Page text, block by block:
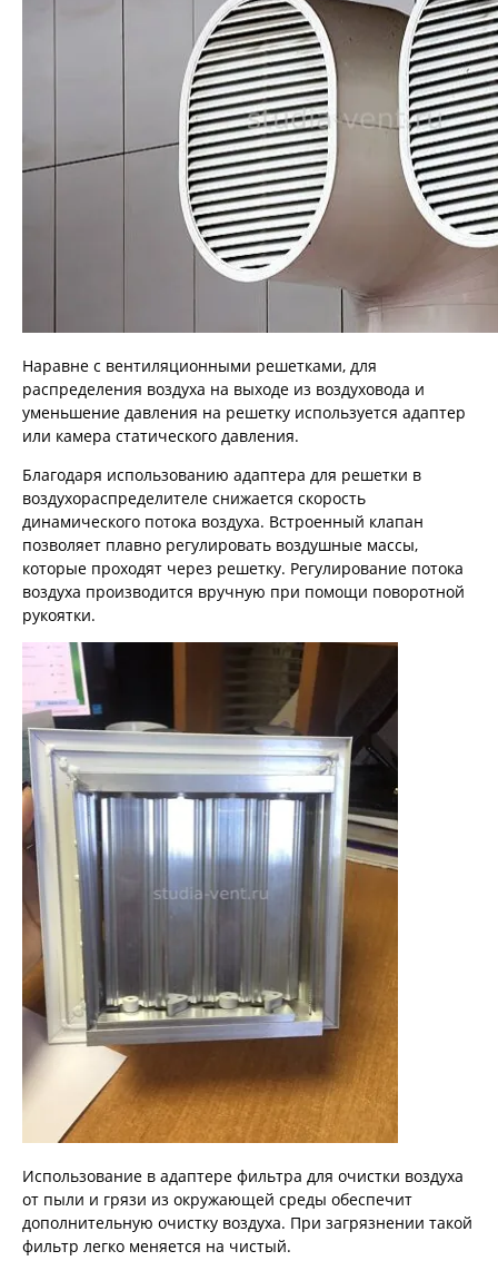
Наравне с вентиляционными решетками, для
распределения воздуха на выходе из воздуховода и
уменьшение давления на решетку используется адаптер
или камера статического давления.
Благодаря использованию адаптера для решетки в
воздухораспределителе снижается скорость
динамического потока воздуха. Встроенный клапан
позволяет плавно регулировать воздушные массы,
которые проходят через решетку. Регулирование потока
воздуха производится вручную при помощи поворотной
рукоятки.
Использование в адаптере фильтра для очистки воздуха
от пыли и грязи из окружающей среды обеспечит
дополнительную очистку воздуха. При загрязнении такой
фильтр легко меняется на чистый.